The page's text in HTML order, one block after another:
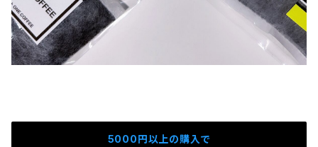
5000円以上の購入で